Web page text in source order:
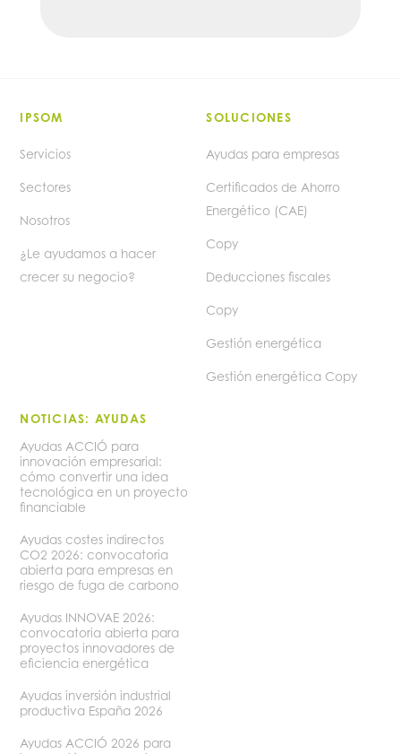
IPSOM
Servicios
Sectores
Nosotros
¿Le ayudamos a hacer
crecer su negocio?
SOLUCIONES
Ayudas para empresas
Certificados de Ahorro
Energético (CAE)
Copy
Deducciones fiscales
Copy
Gestión energética
Gestión energética Copy
NOTICIAS: AYUDAS
Ayudas ACCIÓ para
innovación empresarial:
cómo convertir una idea
tecnológica en un proyecto
financiable
Ayudas costes indirectos
CO2 2026: convocatoria
abierta para empresas en
riesgo de fuga de carbono
Ayudas INNOVAE 2026:
convocatoria abierta para
proyectos innovadores de
eficiencia energética
Ayudas inversión industrial
productiva España 2026
Ayudas ACCIÓ 2026 para